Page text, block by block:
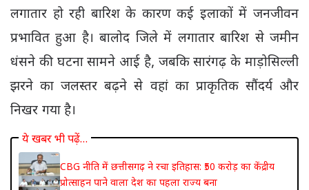
लगातार हो रही बारिश के कारण कई इलाकों में जनजीवन
प्रभावित हुआ है। बालोद जिले में लगातार बारिश से जमीन
धंसने की घटना सामने आई है, जबकि सारंगढ़ के माड़ोसिल्ली
झरने का जलस्तर बढ़ने से वहां का प्राकृतिक सौंदर्य और
निखर गया है।
ये खबर भी पढ़ें…
CBG नीति में छत्तीसगढ़ ने रचा इतिहास: ₹50 करोड़ का केंद्रीय
प्रोत्साहन पाने वाला देश का पहला राज्य बना